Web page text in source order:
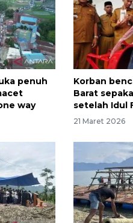
penuh
way
Korban
Barat
setelah Idul
21 Maret 2026